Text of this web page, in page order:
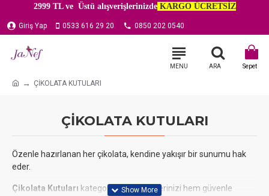
2999 TL ve Üstü alışverişlerinizdeKARGO ÜCRETSİZ
Giriş Yap 0533 616 29 20 0850 202 0540
ÇİKOLATA KUTULARI
ÇİKOLATA KUTULARI
Özenle hazırlanan her çikolata, kendine yakışır bir sunumu hak
eder.
Çikolata Kutuları kategorimizde, ürünlerinizi hem güvenle